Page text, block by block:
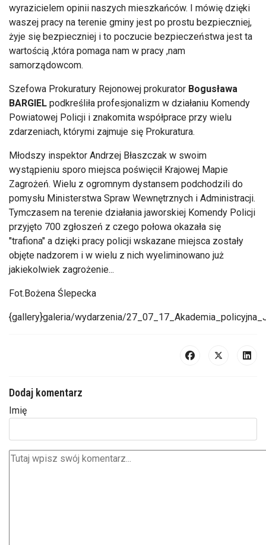
wyrazicielem opinii naszych mieszkańców. I mówię dzięki
waszej pracy na terenie gminy jest po prostu bezpieczniej,
żyje się bezpieczniej i to poczucie bezpieczeństwa jest ta
wartością ,która pomaga nam w pracy ,nam
samorządowcom.
Szefowa Prokuratury Rejonowej prokurator Bogusława
BARGIEL podkreśliła profesjonalizm w działaniu Komendy
Powiatowej Policji i znakomita współprace przy wielu
zdarzeniach, którymi zajmuje się Prokuratura.
Młodszy inspektor Andrzej Błaszczak w swoim
wystąpieniu sporo miejsca poświęcił Krajowej Mapie
Zagrożeń. Wielu z ogromnym dystansem podchodzili do
pomysłu Ministerstwa Spraw Wewnętrznych i Administracji.
Tymczasem na terenie działania jaworskiej Komendy Policji
przyjęto 700 zgłoszeń z czego połowa okazała się
"trafiona" a dzięki pracy policji wskazane miejsca zostały
objęte nadzorem i w wielu z nich wyeliminowano już
jakiekolwiek zagrożenie...
Fot.Bożena Ślepecka
{gallery}galeria/wydarzenia/
Dodaj komentarz
Imię